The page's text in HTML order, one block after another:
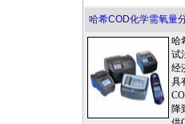
哈希COD化学需氧量
哈
试
经
具
降